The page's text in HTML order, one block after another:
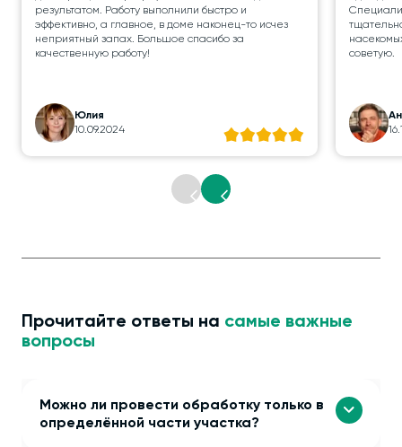
результатом. Работу выполнили быстро и
эффективно, а главное, в доме наконец-то исчез
неприятный запах. Большое спасибо за
качественную работу!
Юлия
10.09.2024
советую.
Прочитайте ответы на самые важные
вопросы
Можно ли провести обработку только в
определённой части участка?